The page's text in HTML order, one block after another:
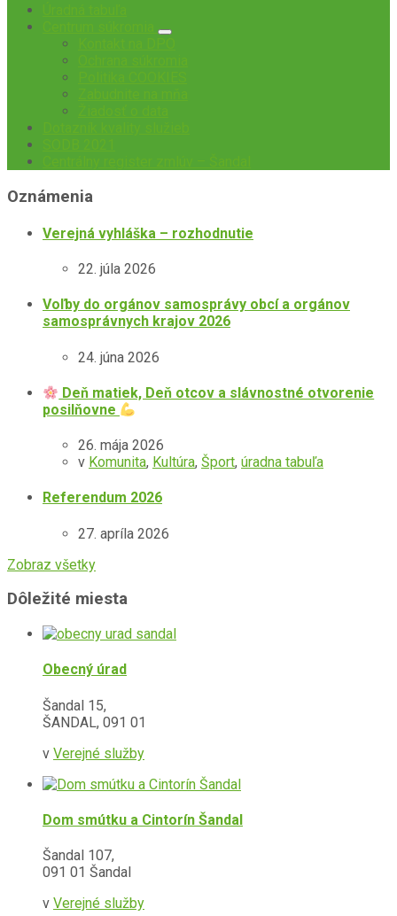
Oznámenia
Verejná vyhláška – rozhodnutie
22. júla 2026
Voľby do orgánov samosprávy obcí a orgánov
samosprávnych krajov 2026
24. júna 2026
Deň matiek, Deň otcov a slávnostné otvorenie
posilňovne
26. mája 2026
v Komunita, Kultúra, Šport, úradna tabuľa
Referendum 2026
27. apríla 2026
Zobraz všetky
Dôležité miesta
Obecný úrad
Šandal 15,
ŠANDAL, 091 01
v Verejné služby
Dom smútku a Cintorín Šandal
Šandal 107,
091 01 Šandal
v Verejné služby